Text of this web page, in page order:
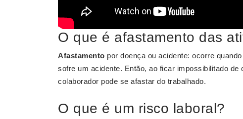
O que é afastamento das
Afastamento por doença ou acidente: ocorre
sofre um acidente. Então, ao ficar impossibilitado de
colaborador pode se afastar do trabalhado.
O que é um risco laboral?